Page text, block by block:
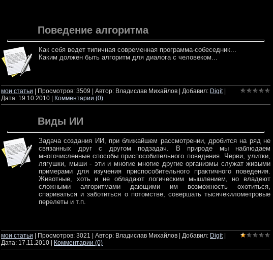
Поведение алгоритма
Как себя ведет типичная современная программа-собеседник...
Каким должен быть алгоритм для диалога с человеком...
мои статьи | Просмотров: 3509 | Автор: Владислав Михайлов | Добавил: Digit|
Дата: 19.10.2010 Комментарии (0)
Виды ИИ
Задача создания ИИ, при ближайшем рассмотрении, дробится на ряд не
связанных друг с другом подзадач. В природе мы наблюдаем
многочисленные способы приспособительного поведения. Черви, улитки,
лягушки, мыши - эти и многие многие другие организмы служат живыми
примерами для изучения приспособительного практичного поведения.
Животные, хоть и не обладают логическим мышлением, но владеют
сложными алгоритмами дающими им возможность охотиться,
спариваться и заботиться о потомстве, совершать тысячекилометровые
перелеты и т.п.
мои статьи | Просмотров: 3021 | Автор: Владислав Михайлов | Добавил: Digit|
Дата: 17.11.2010 Комментарии (0)